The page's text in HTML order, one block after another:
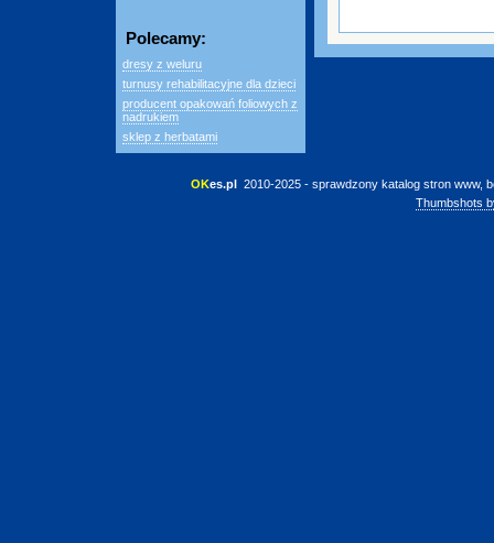
Polecamy:
dresy z weluru
turnusy rehabilitacyjne dla dzieci
producent opakowań foliowych z
nadrukiem
sklep z herbatami
OKes.pl 2010-2025 - sprawdzony katalog stron www,
Thumbshots